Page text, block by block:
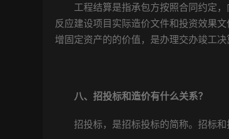
工程结算是指承包方按照合同约定，
反应建设项目实际造价文件和投资效果
增固定资产的的价值，是办理交办竣工决
八、招投标和造价有什么关系？
招投标，是招标投标的简称。招标和